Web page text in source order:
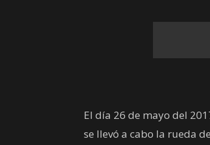
El día 26 de mayo del
se llevó a cabo la rueda